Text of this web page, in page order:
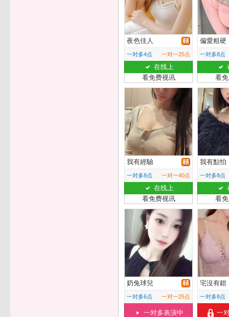
夜色佳人
一对多4点 一对一25点
在线上
看免费视讯
偏愛粗硬
一对多8点
看
我有經驗
一对多8点 一对一40点
在线上
看免费视讯
我有點怕
一对多8点
看
奶兔球兒
一对多6点 一对一25点
一对多表演中
宅沒有錯
一对多8点
一